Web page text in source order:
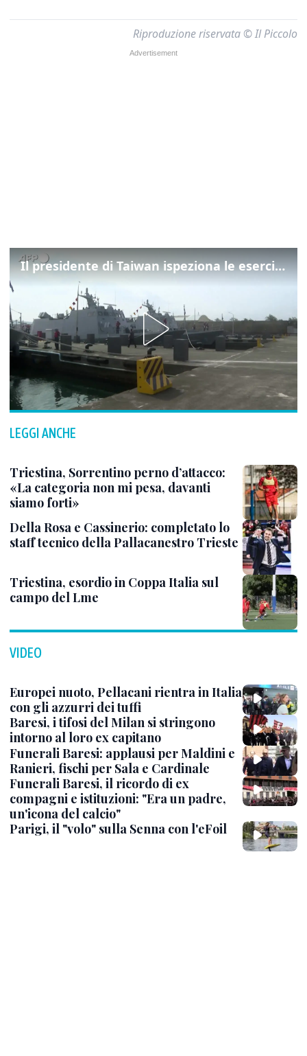
Riproduzione riservata © Il Piccolo
Il presidente di Taiwan ispeziona le esercitazioni della Marina
LEGGI ANCHE
Triestina, Sorrentino perno d’attacco:
«La categoria non mi pesa, davanti
siamo forti»
Della Rosa e Cassinerio: completato lo
staff tecnico della Pallacanestro Trieste
Triestina, esordio in Coppa Italia sul
campo del Lme
VIDEO
Europei nuoto, Pellacani rientra in Italia
con gli azzurri dei tuffi
Baresi, i tifosi del Milan si stringono
intorno al loro ex capitano
Funerali Baresi: applausi per Maldini e
Ranieri, fischi per Sala e Cardinale
Funerali Baresi, il ricordo di ex
compagni e istituzioni: "Era un padre,
un'icona del calcio"
Parigi, il "volo" sulla Senna con l'eFoil